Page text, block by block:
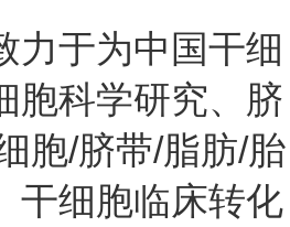
力于为中国干细
胞科学研究、脐
胞/脐带/脂肪/胎
干细胞临床转化